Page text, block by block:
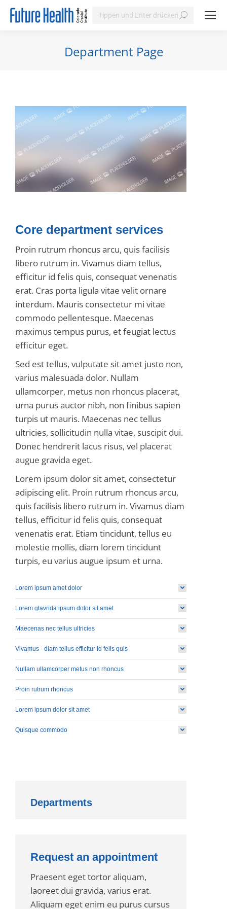
Search:
Department Page
Core department services
Proin rutrum rhoncus arcu, quis facilisis
libero rutrum in. Vivamus diam tellus,
efficitur id felis quis, consequat venenatis
erat. Cras porta ligula vitae velit ornare
interdum. Mauris consectetur mi vitae
commodo pellentesque. Maecenas
maximus tempus purus, et feugiat lectus
efficitur eget.
Sed est tellus, vulputate sit amet justo non,
varius malesuada dolor. Nullam
ullamcorper, metus non rhoncus placerat,
urna purus auctor nibh, non finibus sapien
turpis ut mauris. Maecenas nec tellus
ultricies, sollicitudin nulla vitae, suscipit dui.
Donec hendrerit lacus risus, vel placerat
augue gravida eget.
Lorem ipsum dolor sit amet, consectetur
adipiscing elit. Proin rutrum rhoncus arcu,
quis facilisis libero rutrum in. Vivamus diam
tellus, efficitur id felis quis, consequat
venenatis erat. Etiam tincidunt, tellus eu
molestie mollis, diam lorem tincidunt
turpis, eu varius augue ipsum et urna.
Lorem ipsum amet dolor
Lorem glavrida ipsum dolor sit amet
Maecenas nec tellus ultricies
Vivamus - diam tellus efficitur id felis quis
Nullam ullamcorper metus non rhoncus
Proin rutrum rhoncus
Lorem ipsum dolor sit amet
Quisque commodo
Departments
Request an appointment
Praesent eget tortor aliquam,
laoreet dui gravida, varius erat.
Aliquam eget enim eu purus cursus